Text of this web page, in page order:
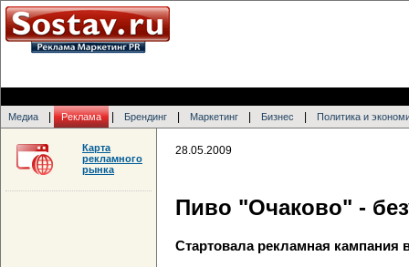
Медиа Реклама Брендинг Маркетинг Бизнес Политика и
28.05.2009
Пиво "Очаково" -
Стартовала рекламная
Карта
рекламного
рынка